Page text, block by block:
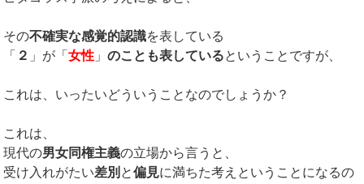
その不確実な感覚的認識を表している
「 ２ 」が「女性 」のことも表しているということですが、
これは、いったいどういうことなのでしょうか？
これは、
現代の男女同権主義の立場から言うと、
受け入れがたい差別 と偏見に満ちた考えということになるの